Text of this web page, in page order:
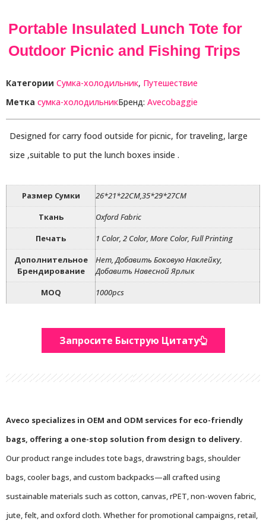
Portable Insulated Lunch Tote for
Outdoor Picnic and Fishing Trips
Категории Сумка-холодильник, Путешествие
Метка сумка-холодильникБренд: Avecobaggie
Designed for carry food outside for picnic, for traveling, large
size ,suitable to put the lunch boxes inside .
Размер Сумки
26*21*22CM,35*29*27CM
Ткань
Oxford Fabric
Печать
1 Color, 2 Color, More Color, Full Printing
Дополнительное
Брендирование
Нет, Добавить Боковую Наклейку,
Добавить Навесной Ярлык
MOQ
1000pcs
Запросите Быструю Цитату
Aveco specializes in OEM and ODM services for eco-friendly
bags, offering a one-stop solution from design to delivery.
Our product range includes tote bags, drawstring bags, shoulder
bags, cooler bags, and custom backpacks—all crafted using
sustainable materials such as cotton, canvas, rPET, non-woven fabric,
jute, felt, and oxford cloth. Whether for promotional campaigns, retail,